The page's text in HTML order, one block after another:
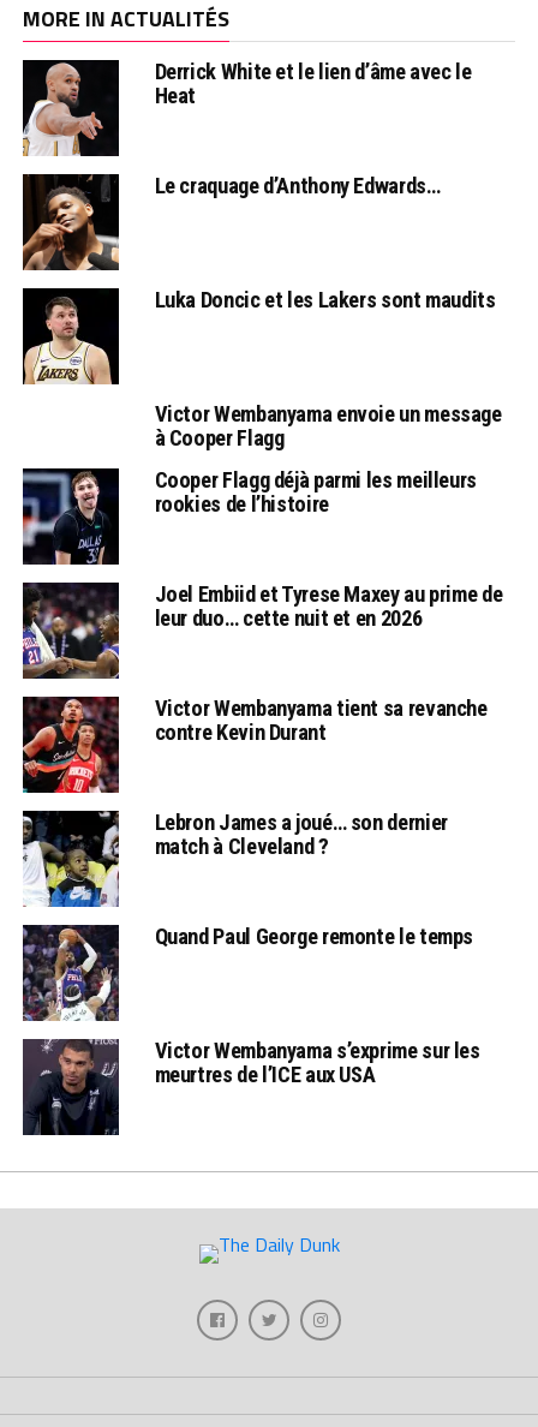
MORE IN ACTUALITÉS
Derrick White et le lien d’âme avec le
Heat
Le craquage d’Anthony Edwards…
Luka Doncic et les Lakers sont maudits
Victor Wembanyama envoie un message
à Cooper Flagg
Cooper Flagg déjà parmi les meilleurs
rookies de l’histoire
Joel Embiid et Tyrese Maxey au prime de
leur duo… cette nuit et en 2026
Victor Wembanyama tient sa revanche
contre Kevin Durant
Lebron James a joué… son dernier
match à Cleveland ?
Quand Paul George remonte le temps
Victor Wembanyama s’exprime sur les
meurtres de l’ICE aux USA